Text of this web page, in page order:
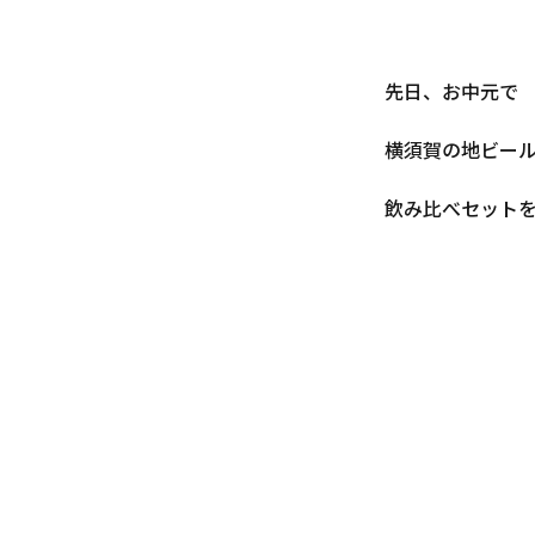
先日、お中元で
横須賀の地ビー
飲み比べセットを